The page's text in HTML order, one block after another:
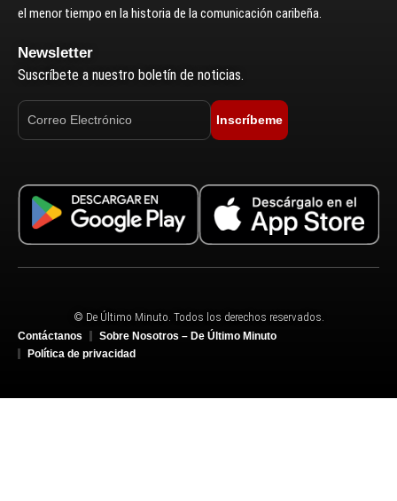
el menor tiempo en la historia de la comunicación caribeña.
Newsletter
Suscríbete a nuestro boletín de noticias.
Inscríbeme
© De Último Minuto. Todos los derechos reservados.
Contáctanos
Sobre Nosotros – De Último Minuto
Política de privacidad